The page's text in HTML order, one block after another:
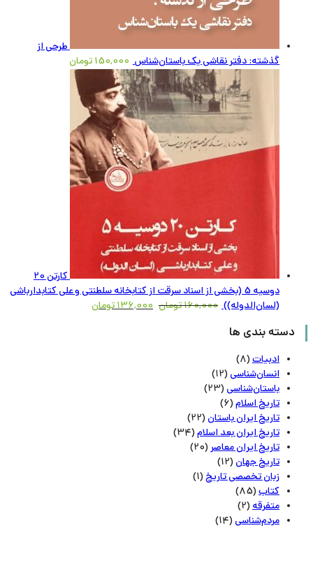
طرحی از
گذشته: دفتر نقاشی یک باستان‌شناس 150,000تومان
کارتن 20
دوسیه 5 (بخشی از اسناد سرقت از کتابخانه سلطنتی و علی کتابدارباشی
(لسان‌الدوله)) 160,000تومان 136,000تومان
دسته بندی ها
ادبیات(8)
انسان‌شناسی(12)
باستان‌شناسی(23)
تاریخ اسلام(6)
تاریخ ایران باستان(22)
تاریخ ایران بعد اسلام(34)
تاریخ ایران معاصر(20)
تاریخ جهان(12)
زبان تخصصی تاریخ(1)
کتاب(85)
متفرقه(2)
مردم‌شناسی(14)